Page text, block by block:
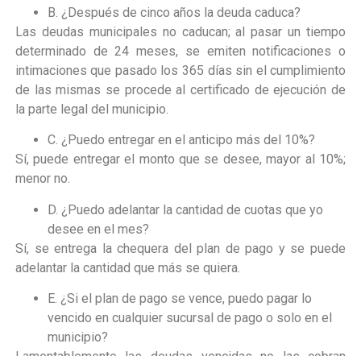
B. ¿Después de cinco años la deuda caduca?
Las deudas municipales no caducan; al pasar un tiempo
determinado de 24 meses, se emiten notificaciones o
intimaciones que pasado los 365 días sin el cumplimiento
de las mismas se procede al certificado de ejecución de
la parte legal del municipio.
C. ¿Puedo entregar en el anticipo más del 10%?
Sí, puede entregar el monto que se desee, mayor al 10%;
menor no.
D. ¿Puedo adelantar la cantidad de cuotas que yo
desee en el mes?
Sí, se entrega la chequera del plan de pago y se puede
adelantar la cantidad que más se quiera.
E. ¿Si el plan de pago se vence, puedo pagar lo
vencido en cualquier sucursal de pago o solo en el
municipio?